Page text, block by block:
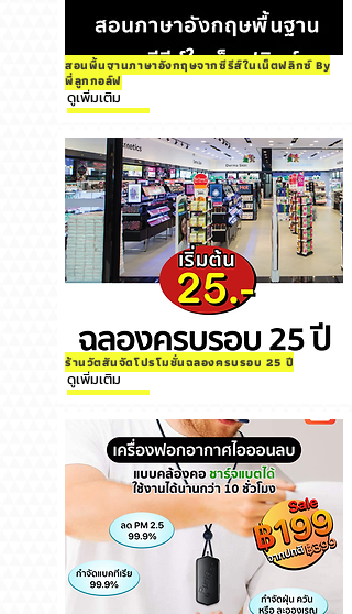
สอนพื้นฐานภาษาอังกฤษจากซีรีส์ในเน็ตฟลิกซ์ By
พี่ลูกกอล์ฟ
ดูเพิ่มเติม
ร้านวัตสันจัดโปรโมชั่นฉลองครบรอบ 25 ปี
ดูเพิ่มเติม